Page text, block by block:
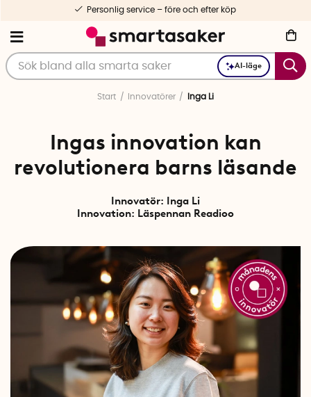
AI-läge
Personlig service – före och efter köp
Start Innovatörer Inga Li
Ingas innovation kan
revolutionera barns läsande
Innovatör: Inga Li
Innovation: Läspennan Readioo